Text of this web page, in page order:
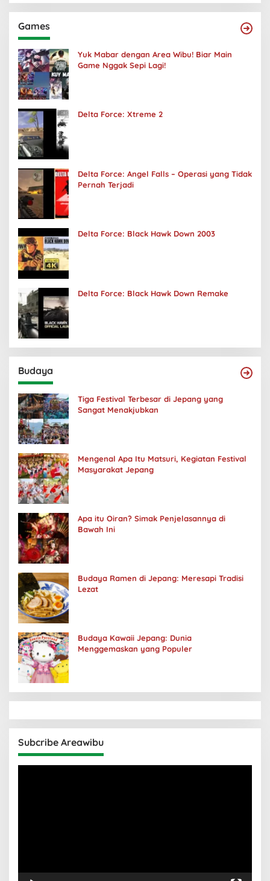
Games
Yuk Mabar dengan Area Wibu! Biar Main
Game Nggak Sepi Lagi!
Delta Force: Xtreme 2
Delta Force: Angel Falls – Operasi yang Tidak
Pernah Terjadi
Delta Force: Black Hawk Down 2003
Delta Force: Black Hawk Down Remake
Budaya
Tiga Festival Terbesar di Jepang yang
Sangat Menakjubkan
Mengenal Apa Itu Matsuri, Kegiatan Festival
Masyarakat Jepang
Apa itu Oiran? Simak Penjelasannya di
Bawah Ini
Budaya Ramen di Jepang: Meresapi Tradisi
Lezat
Budaya Kawaii Jepang: Dunia
Menggemaskan yang Populer
Subcribe Areawibu